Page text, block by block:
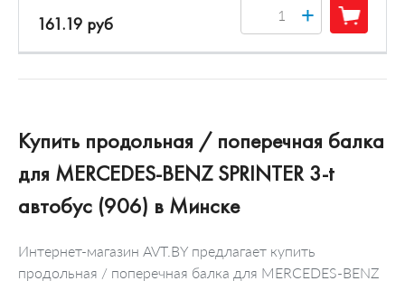
161.19 руб +
Купить продольная / поперечная балка
для MERCEDES-BENZ SPRINTER 3-t
автобус (906) в Минске
Интернет-магазин AVT.BY предлагает купить
продольная / поперечная балка для MERCEDES-BENZ